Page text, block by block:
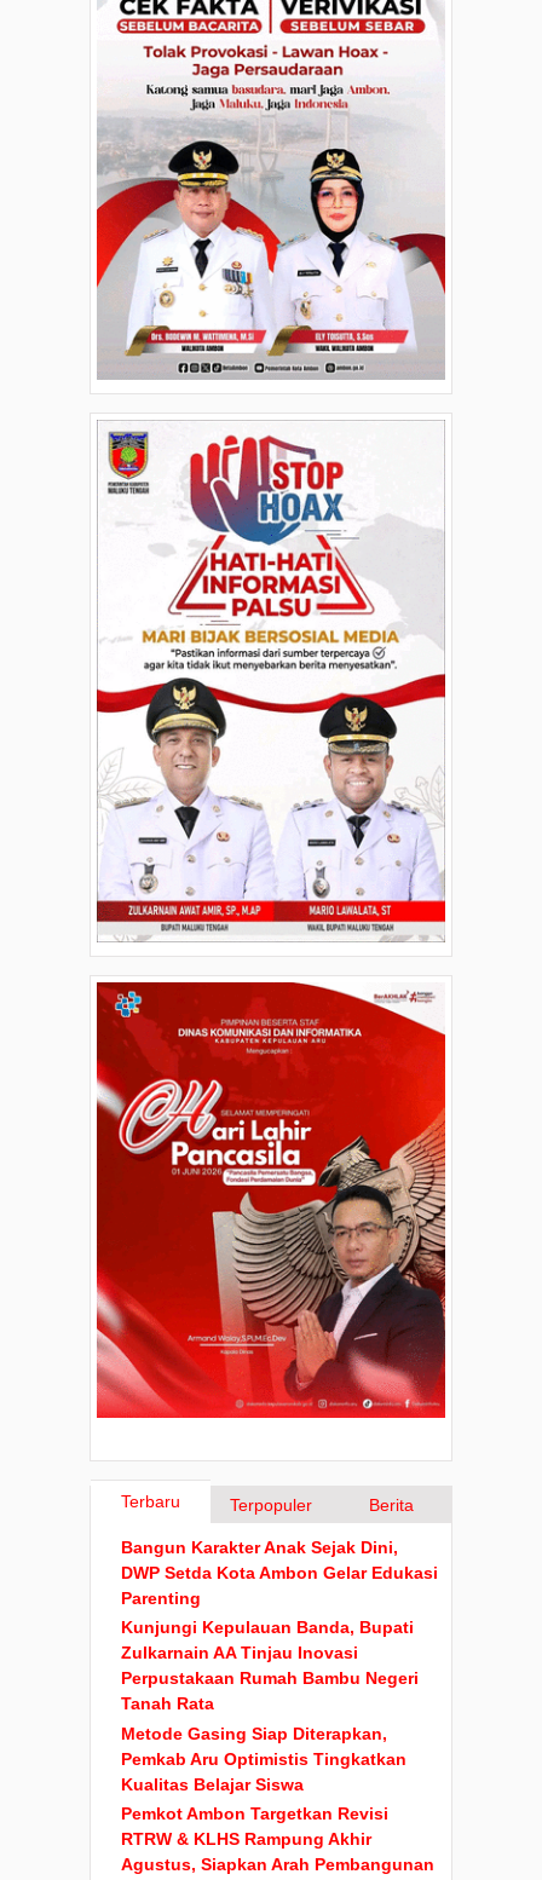
Terbaru Terpopuler Berita
Bangun Karakter Anak Sejak Dini,
DWP Setda Kota Ambon Gelar Edukasi
Parenting
Kunjungi Kepulauan Banda, Bupati
Zulkarnain AA Tinjau Inovasi
Perpustakaan Rumah Bambu Negeri
Tanah Rata
Metode Gasing Siap Diterapkan,
Pemkab Aru Optimistis Tingkatkan
Kualitas Belajar Siswa
Pemkot Ambon Targetkan Revisi
RTRW & KLHS Rampung Akhir
Agustus, Siapkan Arah Pembangunan